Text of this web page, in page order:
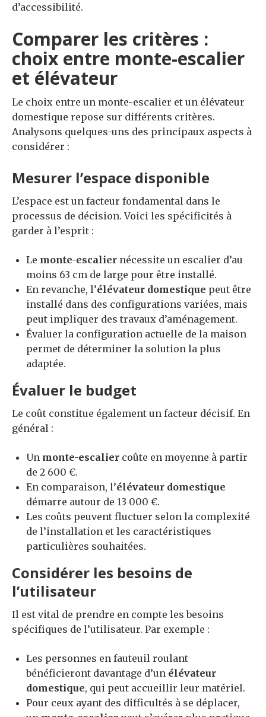
d’accessibilité.
Comparer les critères :
choix entre monte-escalier
et élévateur
Le choix entre un monte-escalier et un élévateur
domestique repose sur différents critères.
Analysons quelques-uns des principaux aspects à
considérer :
Mesurer l’espace disponible
L’espace est un facteur fondamental dans le
processus de décision. Voici les spécificités à
garder à l’esprit :
Le monte-escalier nécessite un escalier d’au
moins 63 cm de large pour être installé.
En revanche, l’élévateur domestique peut être
installé dans des configurations variées, mais
peut impliquer des travaux d’aménagement.
Évaluer la configuration actuelle de la maison
permet de déterminer la solution la plus
adaptée.
Évaluer le budget
Le coût constitue également un facteur décisif. En
général :
Un monte-escalier coûte en moyenne à partir
de 2 600 €.
En comparaison, l’élévateur domestique
démarre autour de 13 000 €.
Les coûts peuvent fluctuer selon la complexité
de l’installation et les caractéristiques
particulières souhaitées.
Considérer les besoins de
l’utilisateur
Il est vital de prendre en compte les besoins
spécifiques de l’utilisateur. Par exemple :
Les personnes en fauteuil roulant
bénéficieront davantage d’un élévateur
domestique, qui peut accueillir leur matériel.
Pour ceux ayant des difficultés à se déplacer,